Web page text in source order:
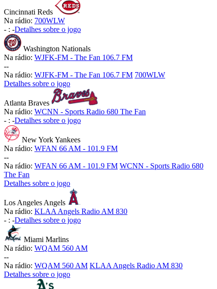
Cincinnati Reds
Na rádio: 700WLW
- : -Detalhes sobre o jogo
Washington Nationals
Na rádio: WJFK-FM - The Fan 106.7 FM
--
Na rádio: WJFK-FM - The Fan 106.7 FM 700WLW
Detalhes sobre o jogo
Atlanta Braves
Na rádio: WCNN - Sports Radio 680 The Fan
- : -Detalhes sobre o jogo
New York Yankees
Na rádio: WFAN 66 AM - 101.9 FM
--
Na rádio: WFAN 66 AM - 101.9 FM WCNN - Sports Radio 680
The Fan
Detalhes sobre o jogo
Los Angeles Angels
Na rádio: KLAA Angels Radio AM 830
- : -Detalhes sobre o jogo
Miami Marlins
Na rádio: WQAM 560 AM
--
Na rádio: WQAM 560 AM KLAA Angels Radio AM 830
Detalhes sobre o jogo